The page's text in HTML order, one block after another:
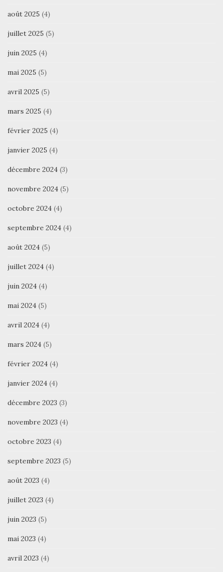
août 2025 (4)
juillet 2025 (5)
juin 2025 (4)
mai 2025 (5)
avril 2025 (5)
mars 2025 (4)
février 2025 (4)
janvier 2025 (4)
décembre 2024 (3)
novembre 2024 (5)
octobre 2024 (4)
septembre 2024 (4)
août 2024 (5)
juillet 2024 (4)
juin 2024 (4)
mai 2024 (5)
avril 2024 (4)
mars 2024 (5)
février 2024 (4)
janvier 2024 (4)
décembre 2023 (3)
novembre 2023 (4)
octobre 2023 (4)
septembre 2023 (5)
août 2023 (4)
juillet 2023 (4)
juin 2023 (5)
mai 2023 (4)
avril 2023 (4)